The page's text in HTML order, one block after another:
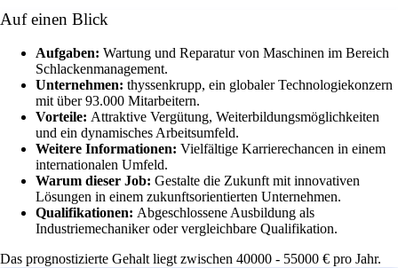
Auf einen Blick
Aufgaben: Wartung und Reparatur von Maschinen im Bereich
Schlackenmanagement.
Unternehmen: thyssenkrupp, ein globaler Technologiekonzern
mit über 93.000 Mitarbeitern.
Vorteile: Attraktive Vergütung, Weiterbildungsmöglichkeiten
und ein dynamisches Arbeitsumfeld.
Weitere Informationen: Vielfältige Karrierechancen in einem
internationalen Umfeld.
Warum dieser Job: Gestalte die Zukunft mit innovativen
Lösungen in einem zukunftsorientierten Unternehmen.
Qualifikationen: Abgeschlossene Ausbildung als
Industriemechaniker oder vergleichbare Qualifikation.
Das prognostizierte Gehalt liegt zwischen 40000 - 55000 € pro Jahr.